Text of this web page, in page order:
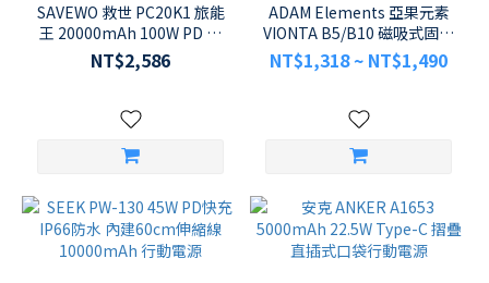
SAVEWO 救世 PC20K1 旅能
王 20000mAh 100W PD 快
充 AI 溫控 行動電源
NT$2,586
ADAM Elements 亞果元素
VIONTA B5/B10 磁吸式固態
行動電源 20W PD 快充 360
度旋轉支架
NT$1,318 ~ NT$1,490